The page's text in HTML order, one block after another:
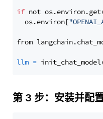
if not
  os.environ[
from
llm =
第 3 步：安装并配